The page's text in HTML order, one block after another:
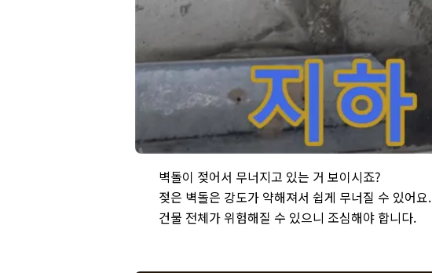
벽돌이 젖어서 무너지고 있는 거 보이시죠?
젖은 벽돌은 강도가 약해져서 쉽게 무너질 수 있어요.
건물 전체가 위험해질 수 있으니 조심해야 합니다.